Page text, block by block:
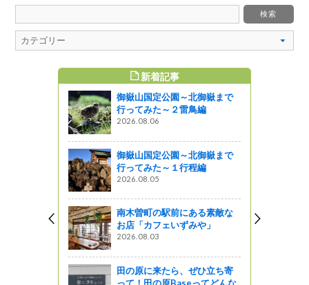
新着記事
御嶽山国定公園～北御嶽まで
行ってみた～２雷鳥編
2026.08.06
御嶽山国定公園～北御嶽まで
行ってみた～１行程編
2026.08.05
南木曽町の駅前にある素敵な
お店「カフェいずみや」
2026.08.03
田の原に来たら、ぜひ立ち寄
って！田の原Baseってどんな